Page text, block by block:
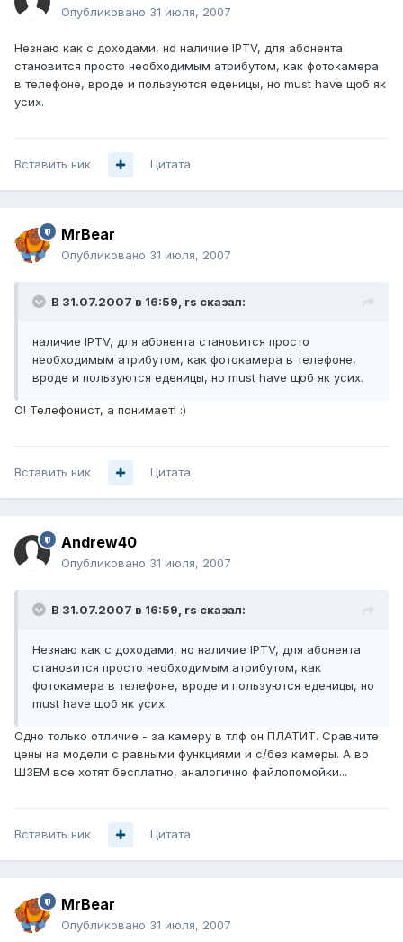
Опубликовано 31 июля, 2007
Незнаю как с доходами, но наличие IPTV, для абонента
становится просто необходимым атрибутом, как фотокамера
в телефоне, вроде и пользуются еденицы, но must have щоб як
усих.
Вставить ник Цитата
MrBear
Опубликовано 31 июля, 2007
В 31.07.2007 в 16:59, rs сказал:
наличие IPTV, для абонента становится просто
необходимым атрибутом, как фотокамера в телефоне,
вроде и пользуются еденицы, но must have щоб як усих.
О! Телефонист, а понимает! :)
Вставить ник Цитата
Andrew40
Опубликовано 31 июля, 2007
В 31.07.2007 в 16:59, rs сказал:
Незнаю как с доходами, но наличие IPTV, для абонента
становится просто необходимым атрибутом, как
фотокамера в телефоне, вроде и пользуются еденицы, но
must have щоб як усих.
Одно только отличие - за камеру в тлф он ПЛАТИТ. Сравните
цены на модели с равными функциями и с/без камеры. А во
ШЗЕМ все хотят бесплатно, аналогично файлопомойки...
Вставить ник Цитата
MrBear
Опубликовано 31 июля, 2007